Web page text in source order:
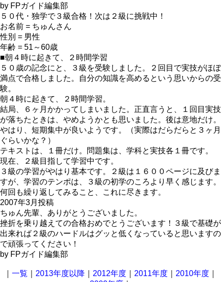
by FPガイド編集部
５０代・独学で３級合格！次は２級に挑戦中！
お名前 = ちゅんさん
性別 = 男性
年齢 = 51～60歳
■朝４時に起きて、２時間学習
５０歳の記念にと、３級を受験しました。２回目で実技がほぼ
満点で合格しました。自分の知識を高めるという思いからの受
験。
朝４時に起きて、２時間学習。
結局、６ヶ月かかってしまいました。正直言うと、１回目実技
が落ちたときは、やめようかとも思いました。後は意地だけ。
やはり、短期集中が良いようです。（実際はだらだらと３ヶ月
ぐらいかな？）
テキストは、１冊だけ。問題集は、学科と実技各１冊です。
現在、２級目指して学習中です。
３級の学習がやはり基本です。２級は１６００ページに及びま
すが、学習のテンポは、３級の初学のころより早く感じます。
何回も繰り返してみること、これに尽きます。
2007年3月投稿
ちゅん先輩、ありがとうございました。
挫折を乗り越えての合格おめでとうございます！３級で基礎が
出来れば２級のハードルはグッと低くなっていると思いますの
で頑張ってください！
by FPガイド編集部
一覧 2013年度以降 2012年度 2011年度 2010年度